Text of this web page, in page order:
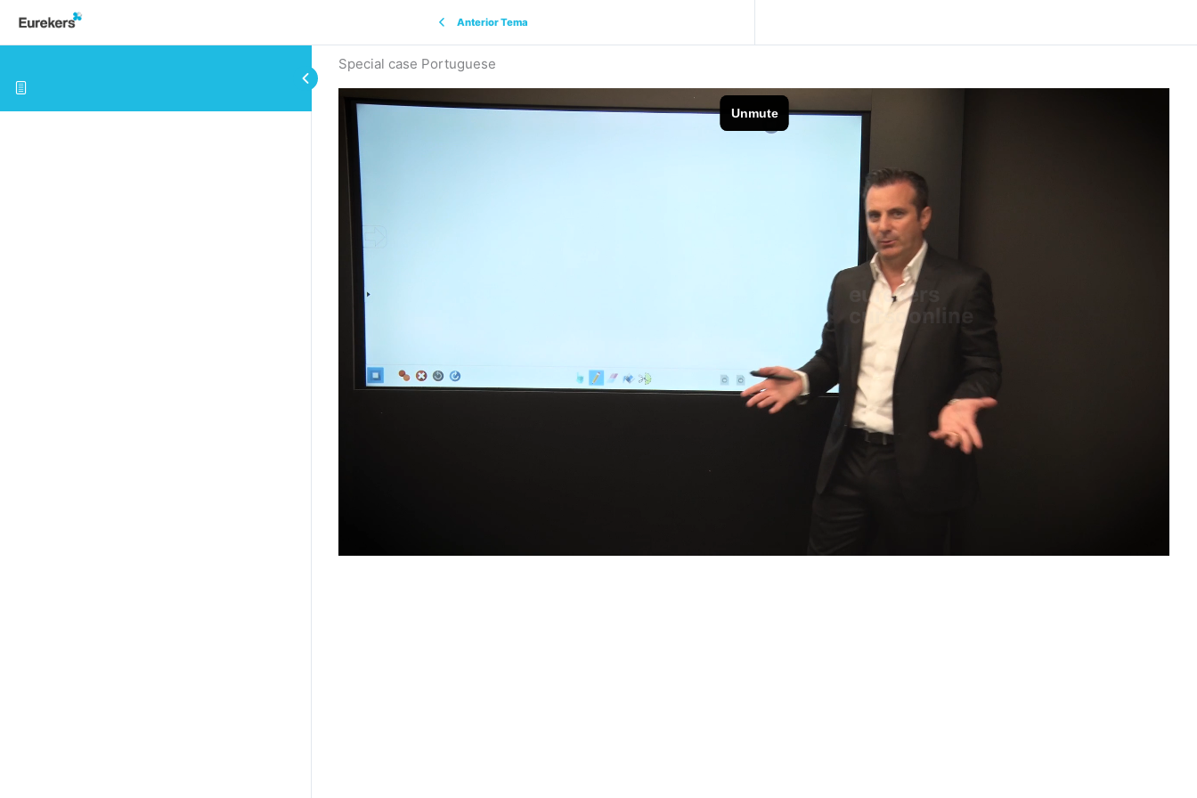
Anterior Tema
Special case Portuguese
eurekers
cursoonline